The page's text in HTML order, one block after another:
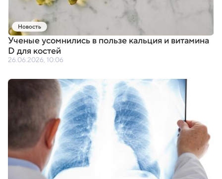
Новость
Ученые усомнились в пользе кальция и витамина
D для костей
26.06.2026, 10:06